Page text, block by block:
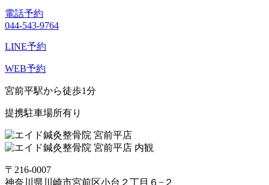
電話予約
044-543-9764
LINE予約
WEB予約
宮前平駅から徒歩1分
提携駐車場所有り
〒216-0007
神奈川県川崎市宮前区小台２丁目６−２